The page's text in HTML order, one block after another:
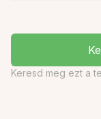
Keresd meg ezt a